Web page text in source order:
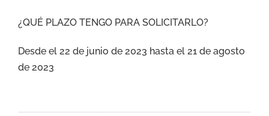
¿QUÉ PLAZO TENGO PARA SOLICITARLO?
Desde el 22 de junio de 2023 hasta el 21 de agosto
de 2023